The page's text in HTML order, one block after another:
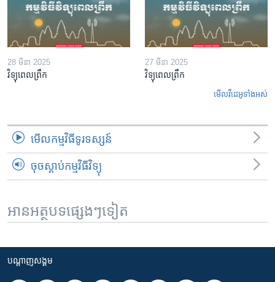
28 មីនា 2025
វិទ្យុពេលព្រឹក
27 មីនា 2025
វិទ្យុពេលព្រឹក
មើល​វីដេអូ​ទាំង​អស់
មើល​កម្មវិធី​ទូរទស្សន៍
ចុចស្តាប់កម្មវិធីវិទ្យុ
អានអត្ថបទផ្សេងៗទៀត
បណ្តាញ​សង្គម